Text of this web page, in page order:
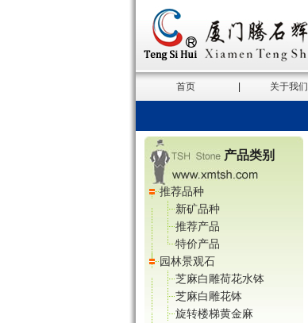
首页 关于我们
产品类别
推荐品种
新矿品种
推荐产品
特价产品
园林景观石
芝麻白雕荷花水钵
芝麻白雕花钵
旋转楼梯黄金麻